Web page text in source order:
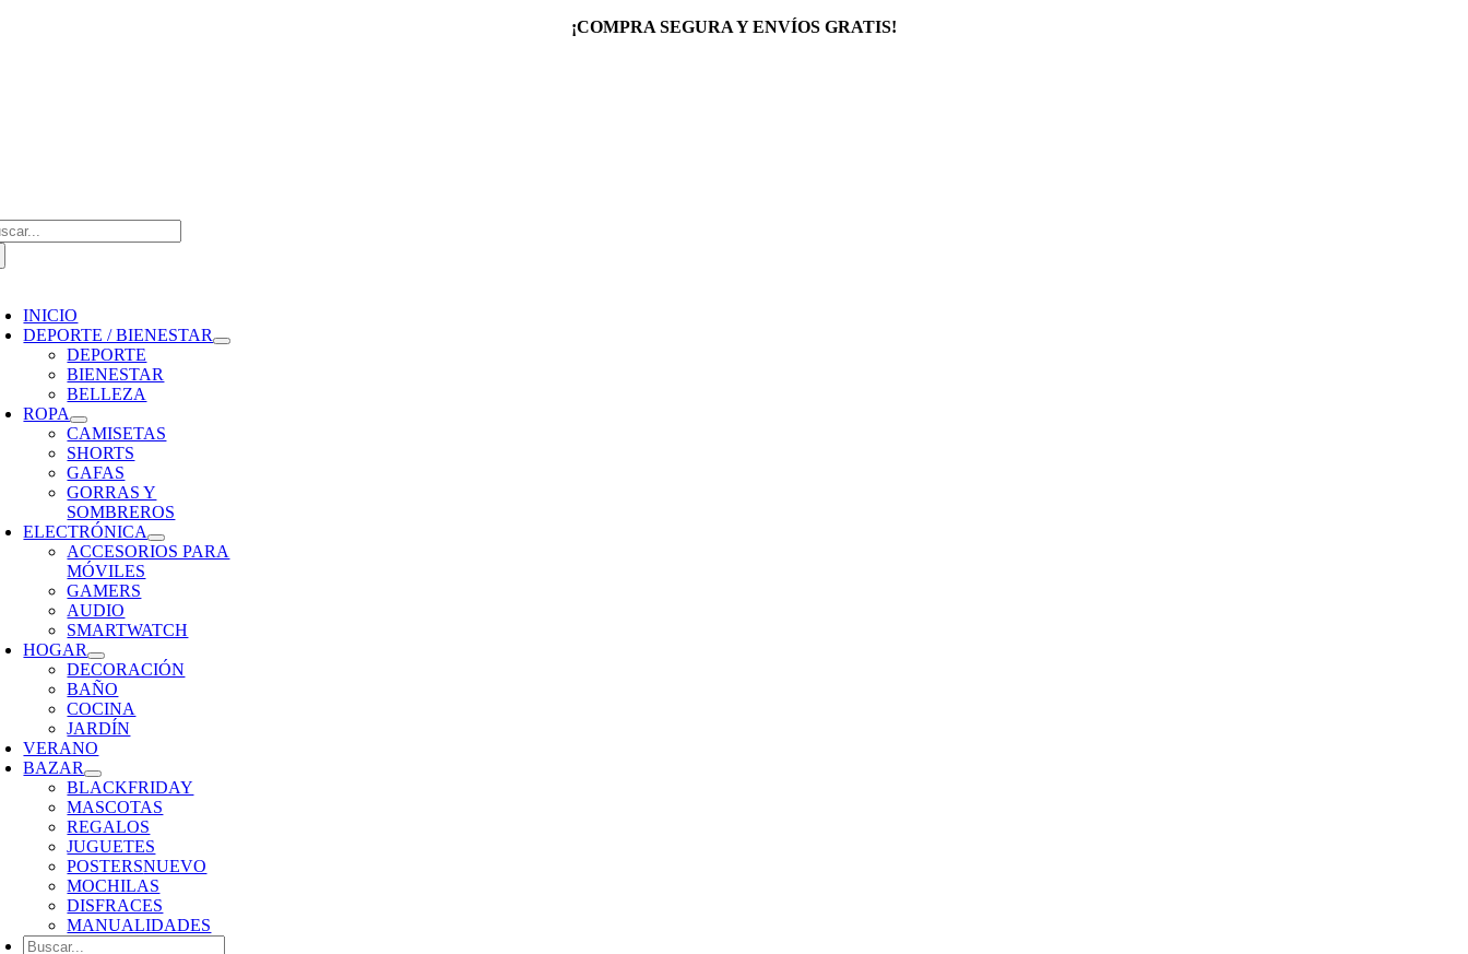
¡COMPRA SEGURA Y ENVÍOS GRATIS!
INICIO
DEPORTE / BIENESTAR
DEPORTE
BIENESTAR
BELLEZA
ROPA
CAMISETAS
SHORTS
GAFAS
GORRAS Y
SOMBREROS
ELECTRÓNICA
ACCESORIOS PARA
MÓVILES
GAMERS
AUDIO
SMARTWATCH
HOGAR
DECORACIÓN
BAÑO
COCINA
JARDÍN
VERANO
BAZAR
BLACKFRIDAY
MASCOTAS
REGALOS
JUGUETES
POSTERSNUEVO
MOCHILAS
DISFRACES
MANUALIDADES
Buscar: